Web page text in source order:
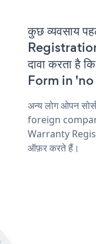
कुछ व्यवसाय
दावा करता
Form in 'no
अन्य लोग ओपन
foreign
Warranty
ऑफ़र करते हैं।